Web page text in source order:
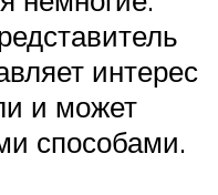
интерес
и может
способами.